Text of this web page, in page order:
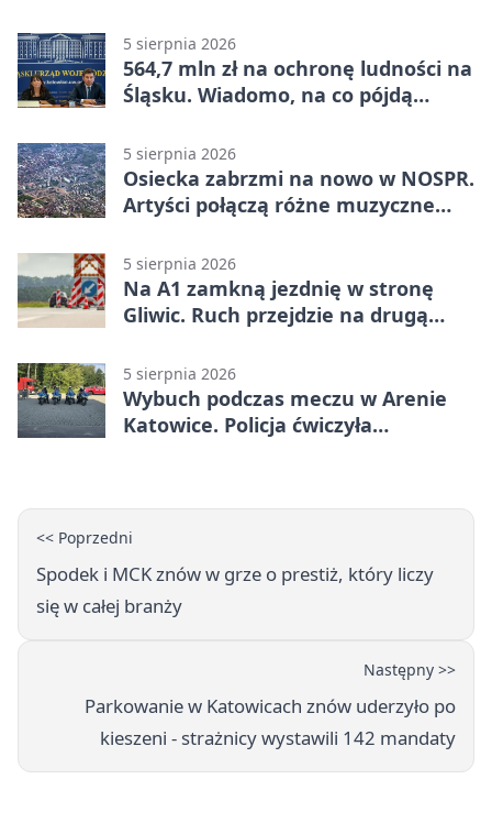
5 sierpnia 2026
564,7 mln zł na ochronę ludności na
Śląsku. Wiadomo, na co pójdą
5 sierpnia 2026
Osiecka zabrzmi na nowo w NOSPR.
Artyści połączą różne muzyczne
5 sierpnia 2026
Na A1 zamkną jezdnię w stronę
Gliwic. Ruch przejdzie na drugą
5 sierpnia 2026
Wybuch podczas meczu w Arenie
Katowice. Policja ćwiczyła
<< Poprzedni
Spodek i MCK znów w grze o prestiż, który liczy
się w całej branży
Następny >>
Parkowanie w Katowicach znów uderzyło po
kieszeni - strażnicy wystawili 142 mandaty